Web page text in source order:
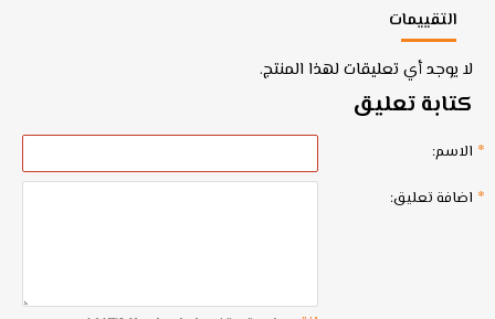
التقييمات
لا يوجد أي تعليقات لهذا المنتج.
كتابة تعليق
الاسم:
اضافة تعليق: